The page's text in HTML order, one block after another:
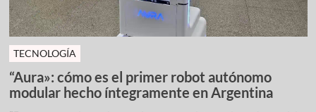
TECNOLOGÍA
“Aura»: cómo es el primer robot autónomo
modular hecho íntegramente en Argentina